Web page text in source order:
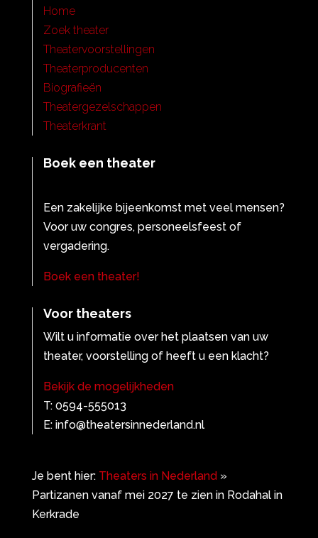
Home
Zoek theater
Theatervoorstellingen
Theaterproducenten
Biografieën
Theatergezelschappen
Theaterkrant
Boek een theater
Een zakelijke bijeenkomst met veel mensen?
Voor uw congres, personeelsfeest of
vergadering.
Boek een theater!
Voor theaters
Wilt u informatie over het plaatsen van uw
theater, voorstelling of heeft u een klacht?
Bekijk de mogelijkheden
T: 0594-555013
E: info@theatersinnederland.nl
Je bent hier: Theaters in Nederland »
Partizanen vanaf mei 2027 te zien in Rodahal in
Kerkrade